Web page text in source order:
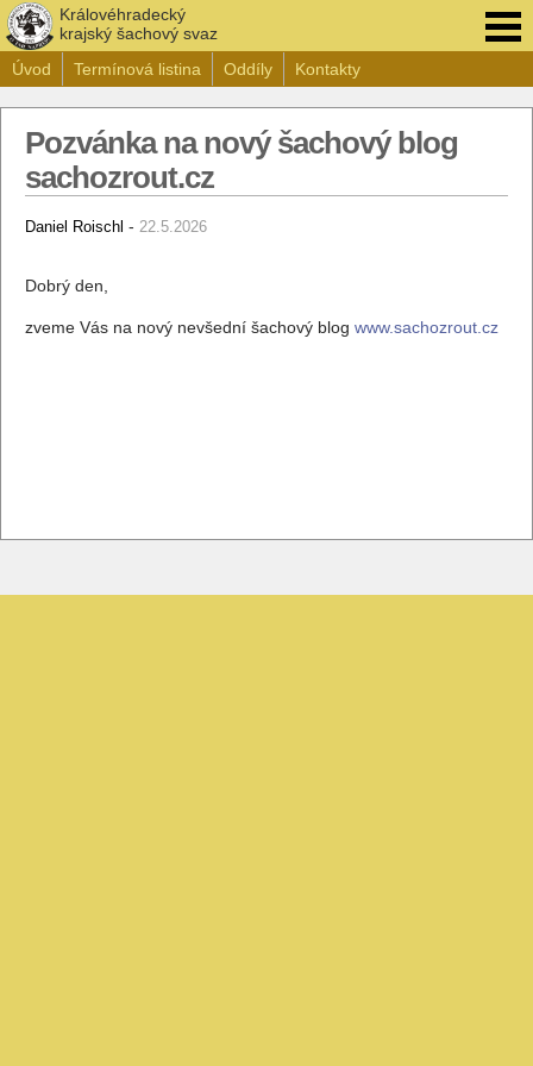
Královéhradecký
krajský šachový svaz
Úvod
Termínová listina Oddíly Kontakty
Pozvánka na nový šachový blog
sachozrout.cz
Daniel Roischl - 22.5.2026
Dobrý den,
zveme Vás na nový nevšední šachový blog www.sachozrout.cz